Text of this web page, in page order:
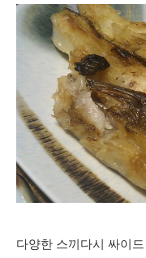
다양한 스끼다시 싸이